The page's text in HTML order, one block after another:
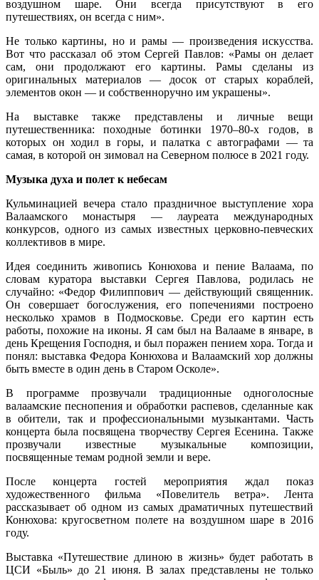
воздушном шаре. Они всегда присутствуют в его
путешествиях, он всегда с ним».
Не только картины, но и рамы — произведения искусства.
Вот что рассказал об этом Сергей Павлов: «Рамы он делает
сам, они продолжают его картины. Рамы сделаны из
оригинальных материалов — досок от старых кораблей,
элементов окон — и собственноручно им украшены».
На выставке также представлены и личные вещи
путешественника: походные ботинки 1970–80-х годов, в
которых он ходил в горы, и палатка с автографами — та
самая, в которой он зимовал на Северном полюсе в 2021 году.
Музыка духа и полет к небесам
Кульминацией вечера стало праздничное выступление хора
Валаамского монастыря — лауреата международных
конкурсов, одного из самых известных церковно-певческих
коллективов в мире.
Идея соединить живопись Конюхова и пение Валаама, по
словам куратора выставки Сергея Павлова, родилась не
случайно: «Федор Филиппович — действующий священник.
Он совершает богослужения, его попечениями построено
несколько храмов в Подмосковье. Среди его картин есть
работы, похожие на иконы. Я сам был на Валааме в январе, в
день Крещения Господня, и был поражен пением хора. Тогда и
понял: выставка Федора Конюхова и Валаамский хор должны
быть вместе в один день в Старом Осколе».
В программе прозвучали традиционные одноголосные
валаамские песнопения и обработки распевов, сделанные как
в обители, так и профессиональными музыкантами. Часть
концерта была посвящена творчеству Сергея Есенина. Также
прозвучали известные музыкальные композиции,
посвященные темам родной земли и вере.
После концерта гостей мероприятия ждал показ
художественного фильма «Повелитель ветра». Лента
рассказывает об одном из самых драматичных путешествий
Конюхова: кругосветном полете на воздушном шаре в 2016
году.
Выставка «Путешествие длиною в жизнь» будет работать в
ЦСИ «Быль» до 21 июня. В залах представлены не только